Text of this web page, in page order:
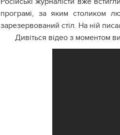
програмі, за яким столиком
зарезервований стіл. На ній
Дивіться відео з моментом